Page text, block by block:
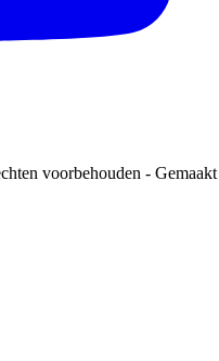
voorbehouden - Gemaakt